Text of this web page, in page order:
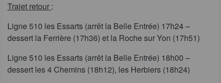
Trajet retour :
Ligne 510 les Essarts (arrêt la Belle Entrée) 17h24 –
dessert la Ferrière (17h36) et la Roche sur Yon (17h51)
Ligne 510 les Essarts (arrêt la Belle Entrée) 18h00 –
dessert les 4 Chemins (18h12), les Herbiers (18h24)